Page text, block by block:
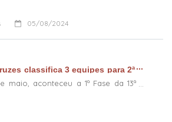
05/08/2024
classifica 3 equipes para 2ª
programação
maio, aconteceu a 1ª Fase da 13ª
Mogi das Cruzes cons